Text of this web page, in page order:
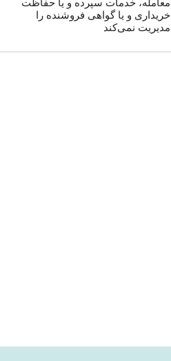
معامله، خدمات سپرده و یا حفاظت
خریداری و یا گواهی فروشنده را
مدیریت نمی‌کند